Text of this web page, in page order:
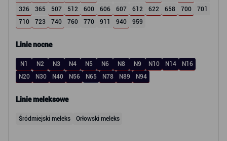
326
365 507 512 600 606 607 612 622 658 700
701
710
723 740 760 770 911 940 959
Linie nocne
N1 N2 N3 N4 N5 N6 N8 N9 N10 N14
N16
N20
N30 N40 N56 N65 N78 N89 N94
Linie meleksowe
Śródmiejski meleks Orłowski meleks